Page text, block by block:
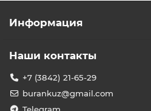
Информация
Наши контакты
+7 (3842) 21-65-29
burankuz@gmail.com